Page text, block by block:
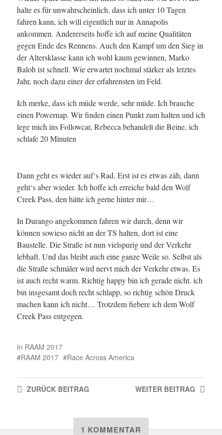
halte es für unwahrscheinlich, dass ich unter 10 Tagen
fahren kann, ich will eigentlich nur in Annapolis
ankommen. Andererseits hoffe ich auf meine Qualitäten
gegen Ende des Rennens. Auch den Kampf um den Sieg in
der Altersklasse kann ich wohl kaum gewinnen, Marko
Baloh ist schnell. Wie erwartet nochmal stärker als letztes
Jahr, noch dazu einer der erfahrensten im Feld.
Ich merke, dass ich müde werde, sehr müde. Ich brauche
einen Powernap. Wir finden einen Punkt zum halten und ich
lege mich ins Followcar, Rebecca behandelt die Beine, ich
schlafe 20 Minuten
Dann geht es wieder auf‘s Rad. Erst ist es etwas zäh, dann
geht‘s aber wieder. Ich hoffe ich erreiche bald den Wolf
Creek Pass, den hätte ich gerne hinter mir…
In Durango angekommen fahren wir durch, denn wir
können sowieso nicht an der TS halten, dort ist eine
Baustelle. Die Straße ist nun vielspurig und der Verkehr
lebhaft. Und das bleibt auch eine ganze Weile so. Selbst als
die Straße schmäler wird nervt mich der Verkehr etwas. Es
ist auch recht warm. Richtig happy bin ich gerade nicht. ich
bin insgesamt doch recht schlapp, so richtig schön Druck
machen kann ich nicht… Trotzdem fiebere ich dem Wolf
Creek Pass entgegen.
In RAAM 2017
RAAM 2017
Race Across America
WEITER BEITRAG
ZURÜCKBEITRAG
1 KOMMENTAR